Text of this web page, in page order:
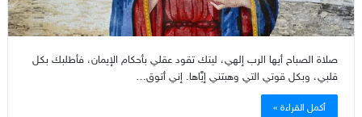
صلاة الصباح أيها الرب إلهي، ليتك تقود عقلي بأحكام الإيمان، فأطلبك بكل
قلبي، وبكل قوتي التي وهبتني إيَّاها. إني أتوق…
أكمل القراءة »